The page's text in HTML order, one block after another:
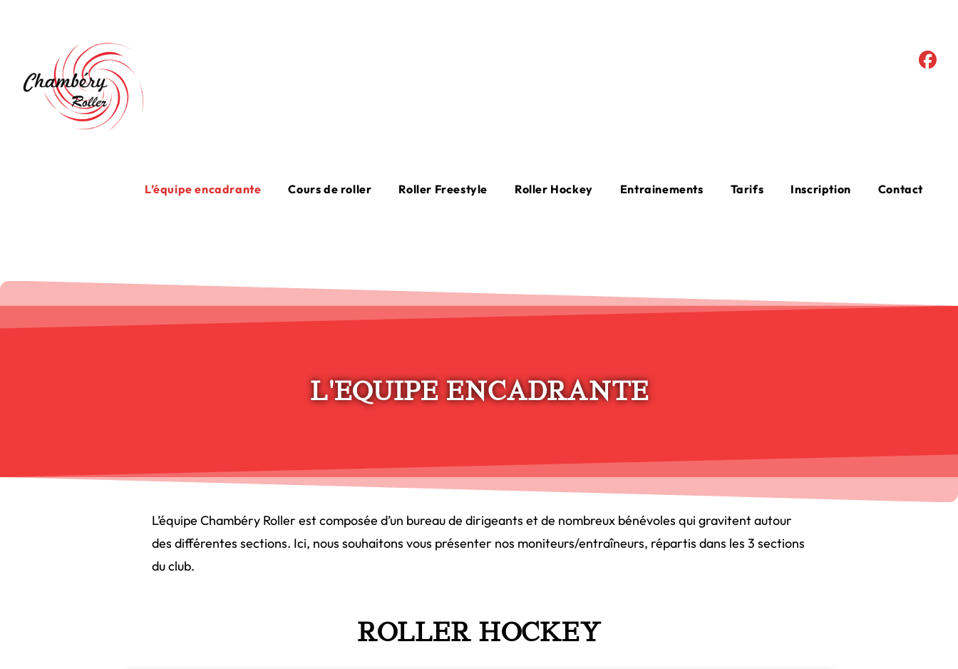
L’équipe encadrante Cours de roller Roller Freestyle Roller Hockey Entrainements Tarifs Inscription Contact
L'EQUIPE ENCADRANTE
L’équipe Chambéry Roller est composée d’un bureau de dirigeants et de nombreux bénévoles qui gravitent autour
des différentes sections. Ici, nous souhaitons vous présenter nos moniteurs/entraîneurs, répartis dans les 3 sections
du club.
ROLLER HOCKEY